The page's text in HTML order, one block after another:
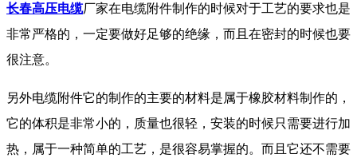
长春高压电缆厂家在电缆附件制作的时候对于工艺的要求也是
非常严格的，一定要做好足够的绝缘，而且在密封的时候也要
很注意。
另外电缆附件它的制作的主要的材料是属于橡胶材料制作的，
它的体积是非常小的，质量也很轻，安装的时候只需要进行加
热，属于一种简单的工艺，是很容易掌握的。而且它还不需要